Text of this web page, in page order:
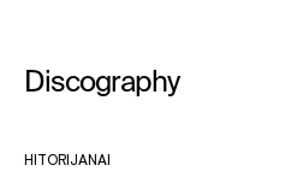
Discography
HITORIJANAI